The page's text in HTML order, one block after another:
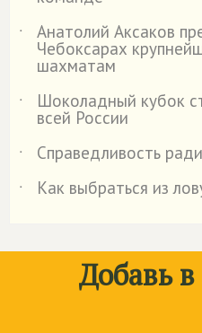
˙
Анатолий Аксаков
Чебоксарах
шахматам
˙
Шоколадный кубок
всей России
˙
Справедливость
˙
Как выбраться из
Добавь